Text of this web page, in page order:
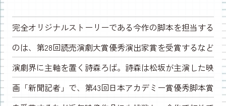
完全オリジナルストーリーである今作の脚本を担当する
のは、第28回読売演劇大賞優秀演出家賞を受賞するなど
演劇界に主軸を置く詩森ろば。詩森は松坂が主演した映
画「新聞記者」で、第43回日本アカデミー賞優秀脚本賞